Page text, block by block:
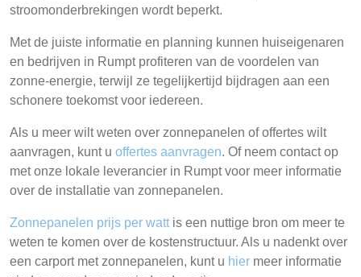
stroomonderbrekingen wordt beperkt.
Met de juiste informatie en planning kunnen huiseigenaren
en bedrijven in Rumpt profiteren van de voordelen van
zonne-energie, terwijl ze tegelijkertijd bijdragen aan een
schonere toekomst voor iedereen.
Als u meer wilt weten over zonnepanelen of offertes wilt
aanvragen, kunt u offertes aanvragen. Of neem contact op
met onze lokale leverancier in Rumpt voor meer informatie
over de installatie van zonnepanelen.
Zonnepanelen prijs per wattis een nuttige bron om meer te
weten te komen over de kostenstructuur. Als u nadenkt over
een carport met zonnepanelen, kunt u hier meer informatie